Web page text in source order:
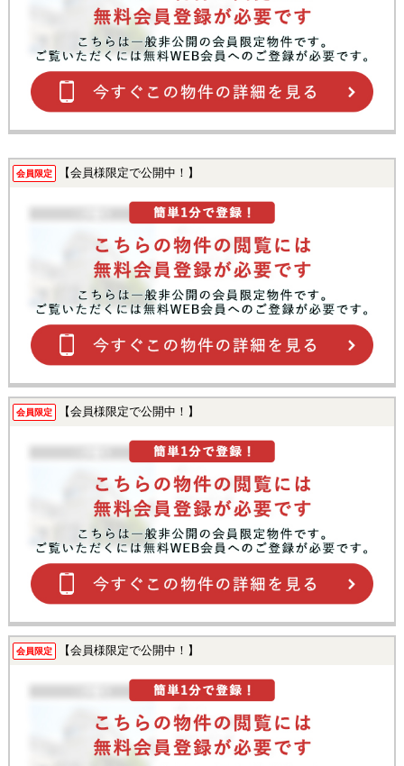
会員限定 【会員様限定で公開中！】
会員限定 【会員様限定で公開中！】
会員限定 【会員様限定で公開中！】